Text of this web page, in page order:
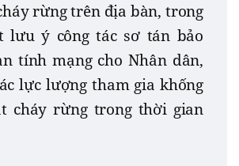
rừng trên địa bàn, trong
lưu ý công tác sơ tán bảo
tính mạng cho Nhân dân,
lực lượng tham gia khống
cháy rừng trong thời gian